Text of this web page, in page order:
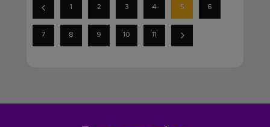
1 2 3 4 5 6
7 8 9 10 11